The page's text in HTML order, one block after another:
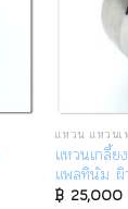
แหวน แหวนเ
แหวนเกลี้ย
แพลทินัม
฿ 25,000